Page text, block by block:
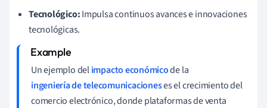
Tecnológico:Impulsa continuos avances e innovaciones
tecnológicas.
Un ejemplo delimpacto económicode la
ingeniería de telecomunicacioneses el crecimiento del
comercio electrónico, donde plataformas de venta